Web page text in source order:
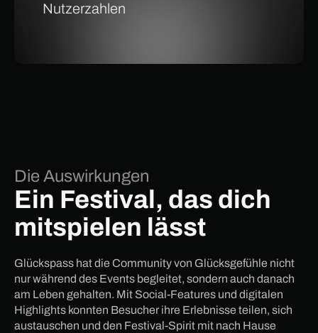
Nutzerzahlen
Die Auswirkungen
Ein Festival, das dich
mitspielen lässt
Glückspass hat die Community von Glücksgefühle nicht
nur während des Events begleitet, sondern auch danach
am Leben gehalten. Mit Social-Features und digitalen
Highlights konnten Besucher ihre Erlebnisse teilen, sich
austauschen und den Festival-Spirit mit nach Hause